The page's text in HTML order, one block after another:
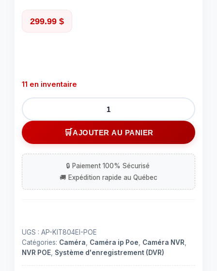
299.99 $
11 en inventaire
quantité
de
Enregistreur
NVR
avec
8
caméras
IP
MP
AJOUTER AU PANIER
UGS : AP-KIT804EI-POE
Catégories: Caméra Caméra ip Poe Caméra NVR
NVR POE Système d'enregistrement (DVR)